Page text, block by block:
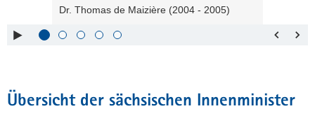
Pfeiltaste
Vorwärts
Pfeiltaste
Zurück
Pfeiltaste
Bildunterschrift
Dr. Thomas de Maizière (2004 - 2005)
Übersicht der sächsischen Innenminister